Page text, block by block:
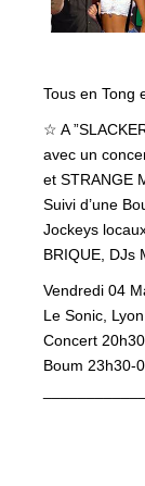
Tous en Tong
☆ A
avec un
et STRANGE
Suivi d’une
Jockeys
BRIQUE, DJs
Vendredi 04
Le Sonic, Lyon
Concert
Boum 23h30-